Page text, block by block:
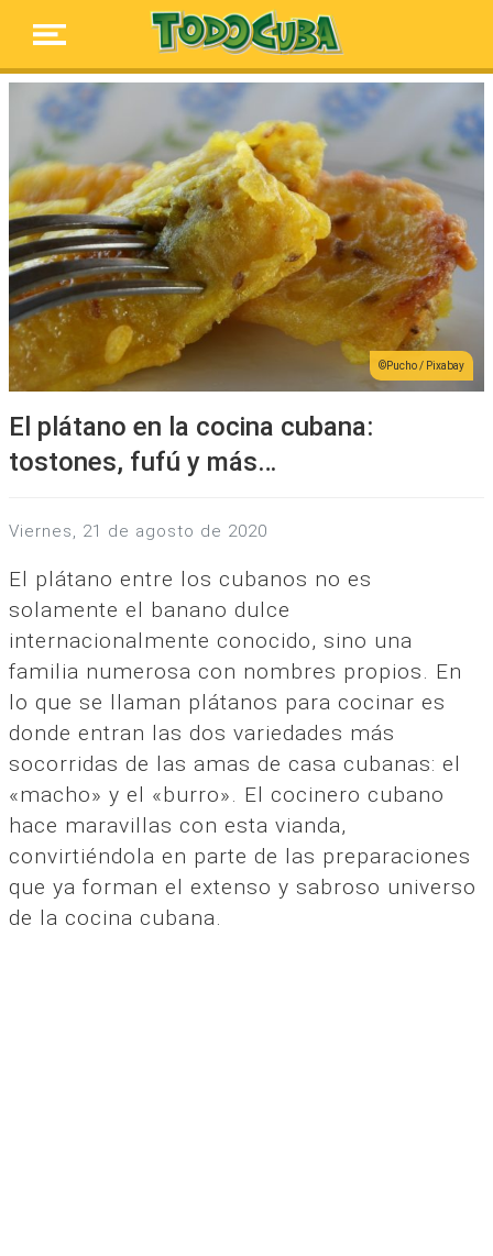
Pucho / Pixabay
El plátano en la cocina cubana:
tostones, fufú y más…
viernes, 21 de agosto de 2020
El plátano entre los cubanos no es
solamente el banano dulce
internacionalmente conocido, sino una
familia numerosa con nombres propios. En
lo que se llaman plátanos para cocinar es
donde entran las dos variedades más
socorridas de las amas de casa cubanas: el
«macho» y el «burro». El cocinero cubano
hace maravillas con esta vianda,
convirtiéndola en parte de las preparaciones
que ya forman el extenso y sabroso universo
de la cocina cubana.